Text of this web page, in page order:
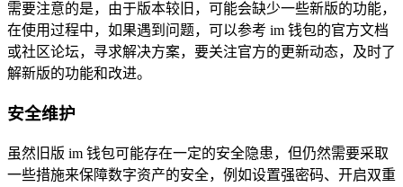
需要注意的是，由于版本较旧，可能会缺少一些新版的功能，
在使用过程中，如果遇到问题，可以参考 im 钱包的官方文档
或社区论坛，寻求解决方案，要关注官方的更新动态，及时了
解新版的功能和改进。
安全维护
虽然旧版 im 钱包可能存在一定的安全隐患，但仍然需要采取
一些措施来保障数字资产的安全，例如设置强密码、开启双重